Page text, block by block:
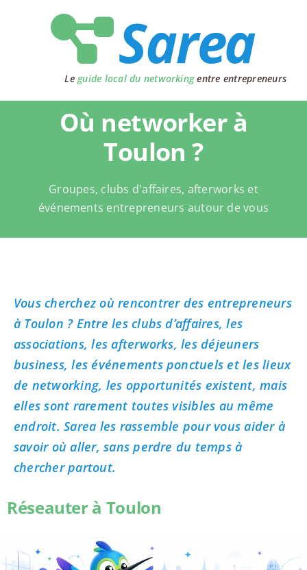
Le guide local du networkingentre entrepreneurs
Où networker à
Toulon ?
Groupes, clubs d'affaires, afterworks et
événements entrepreneurs autour de vous
Vous cherchez où rencontrer des entrepreneurs
à Toulon ? Entre les clubs d’affaires, les
associations, les afterworks, les déjeuners
business, les événements ponctuels et les lieux
de networking, les opportunités existent, mais
elles sont rarement toutes visibles au même
endroit. Sarea les rassemble pour vous aider à
savoir où aller, sans perdre du temps à
chercher partout.
Réseauter à Toulon